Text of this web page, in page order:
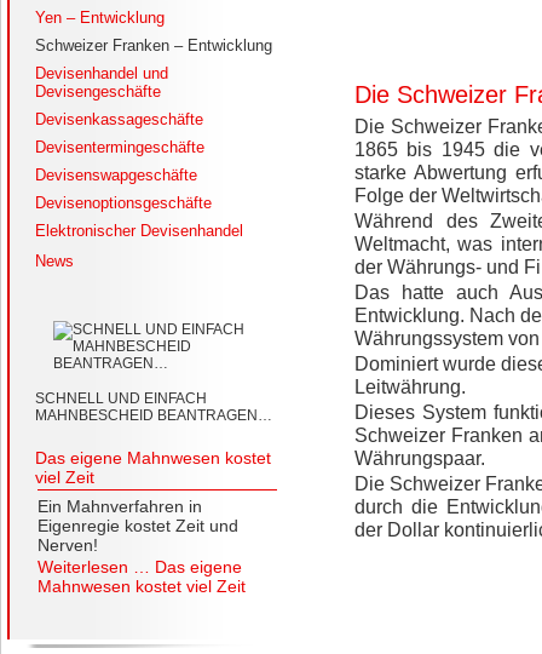
Die Schweizer
Die Schweizer
1865 bis 1945 die
starke Abwertung
Folge der
Während des
Weltmacht, was
der Währungs- und
Das hatte auch
Entwicklung. Nach
Währungssystem
Dominiert wurde
Leitwährung.
Dieses System
Schweizer Franken
Währungspaar.
Die Schweizer
durch die
der Dollar
Yen – Entwicklung
Schweizer Franken – Entwicklung
Devisenhandel und
Devisengeschäfte
Devisenkassageschäfte
Devisentermingeschäfte
Devisenswapgeschäfte
Devisenoptionsgeschäfte
Elektronischer Devisenhandel
News
SCHNELL UND EINFACH
MAHNBESCHEID BEANTRAGEN…
Das eigene Mahnwesen kostet
viel Zeit
Ein Mahnverfahren in
Eigenregie kostet Zeit und
Nerven!
Weiterlesen … Das eigene
Mahnwesen kostet viel Zeit